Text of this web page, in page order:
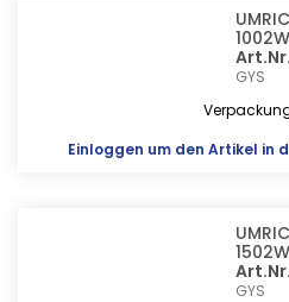
GYS
Einloggen um den Artikel in
GYS